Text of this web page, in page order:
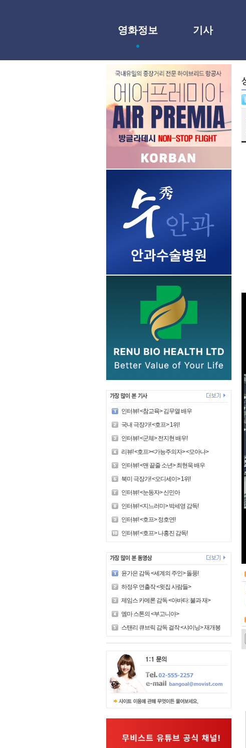
영화정보 기사
인터뷰! <참교육> 김무열 배우
국내 극장가! <호프> 1위!
인터뷰! <군체> 전지현 배우!
리뷰! <호프><가능주의자> <모아나>
인터뷰! <맨 끝줄 소년> 최현욱 배우
북미 극장가! <오디세이> 1위!
인터뷰! <눈동자> 신민아
인터뷰! <지느러미> 박세영 감독!
인터뷰! <호프> 정호연!
인터뷰! <호프> 나홍진 감독!
윤가은 감독 <세계의 주인> 돌풍!
하정우 연출작 <윗집 사람들>
제임스 카메론 감독 <아바타: 불과 재>
엠마 스톤의 <부고니아>
스탠리 큐브릭 감독 걸작 <샤이닝> 재개봉!